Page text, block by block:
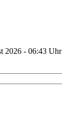
2026 - 06:43 Uhr